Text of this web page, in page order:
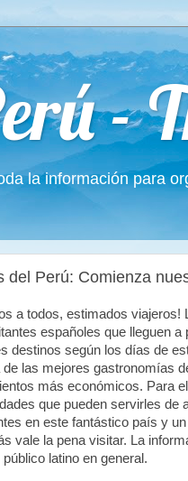
-
la información para
del Perú: Comienza
a todos, estimados
españoles que lleguen
destinos según los días de
de las mejores gastronomías
más económicos. Para
que pueden servirles de
en este fantástico país y
vale la pena visitar. La
público latino en general.